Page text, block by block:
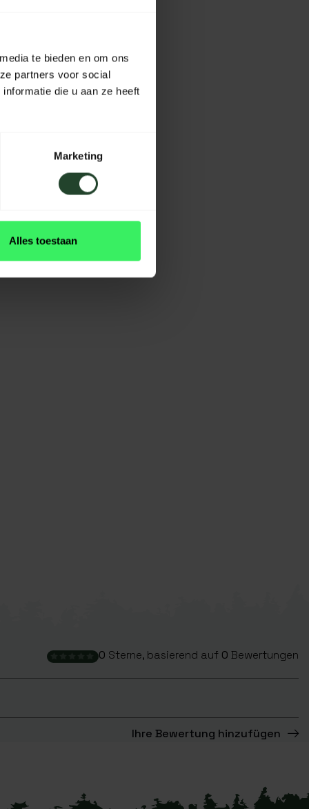
te bieden en om ons
partners voor social
die u aan ze heeft
Marketing
Alles toestaan
0 Sterne, basierend auf 0 Bewertungen
Ihre Bewertung hinzufügen